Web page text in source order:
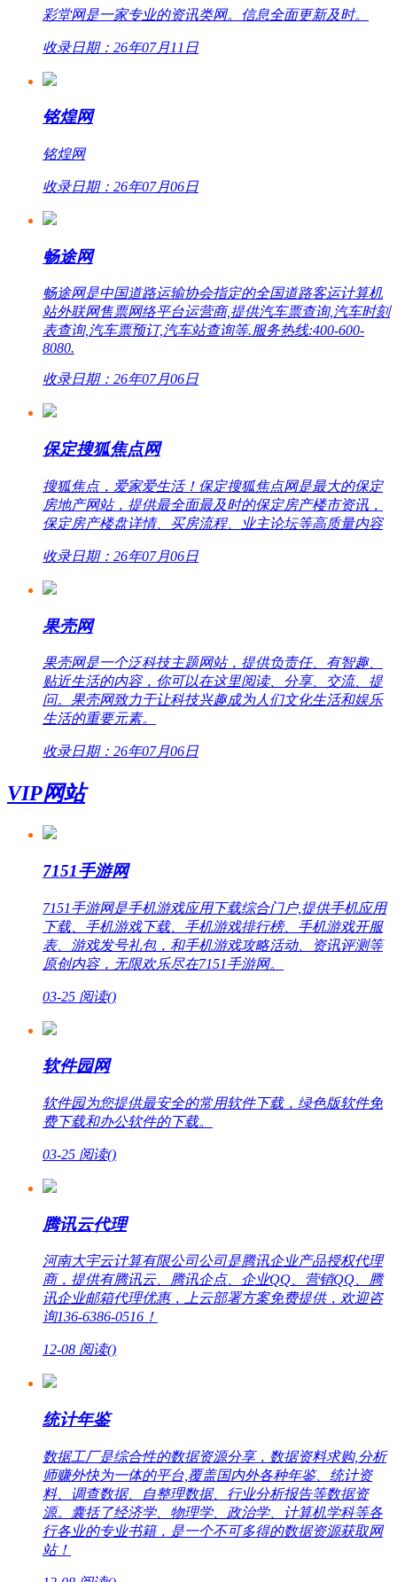
彩堂网是一家专业的资讯类网。信息全面更新及时。
收录日期：26年07月11日
铭煌网
铭煌网
收录日期：26年07月06日
畅途网
畅途网是中国道路运输协会指定的全国道路客运计算机
站外联网售票网络平台运营商,提供汽车票查询,汽车时刻
表查询,汽车票预订,汽车站查询等.服务热线:400-600-
8080.
收录日期：26年07月06日
保定搜狐焦点网
搜狐焦点，爱家爱生活！保定搜狐焦点网是最大的保定
房地产网站，提供最全面最及时的保定房产楼市资讯，
保定房产楼盘详情、买房流程、业主论坛等高质量内容
收录日期：26年07月06日
果壳网
果壳网是一个泛科技主题网站，提供负责任、有智趣、
贴近生活的内容，你可以在这里阅读、分享、交流、提
问。果壳网致力于让科技兴趣成为人们文化生活和娱乐
生活的重要元素。
收录日期：26年07月06日
VIP网站
7151手游网
7151手游网是手机游戏应用下载综合门户,提供手机应用
下载、手机游戏下载、手机游戏排行榜、手机游戏开服
表、游戏发号礼包，和手机游戏攻略活动、资讯评测等
原创内容，无限欢乐尽在7151手游网。
03-25 阅读()
软件园网
软件园为您提供最安全的常用软件下载，绿色版软件免
费下载和办公软件的下载。
03-25 阅读()
腾讯云代理
河南大宇云计算有限公司公司是腾讯企业产品授权代理
商，提供有腾讯云、腾讯企点、企业QQ、营销QQ、腾
讯企业邮箱代理优惠，上云部署方案免费提供，欢迎咨
询136-6386-0516！
12-08 阅读()
统计年鉴
数据工厂是综合性的数据资源分享，数据资料求购,分析
师赚外快为一体的平台,覆盖国内外各种年鉴、统计资
料、调查数据、自整理数据、行业分析报告等数据资
源。囊括了经济学、物理学、政治学、计算机学科等各
行各业的专业书籍，是一个不可多得的数据资源获取网
站！